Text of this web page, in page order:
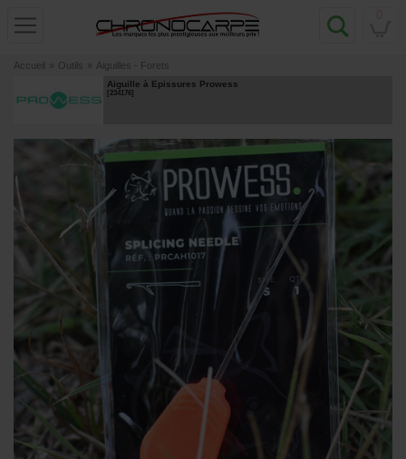
Accueil » Outils » Aiguilles - Forets
Aiguille à Epissures Prowess
[234176]